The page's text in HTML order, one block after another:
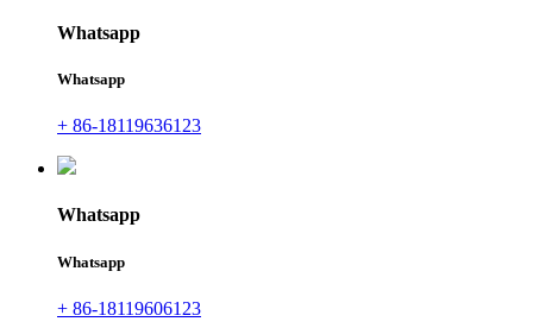
Whatsapp
Whatsapp
+ 86-18119636123
Whatsapp
Whatsapp
+ 86-18119606123